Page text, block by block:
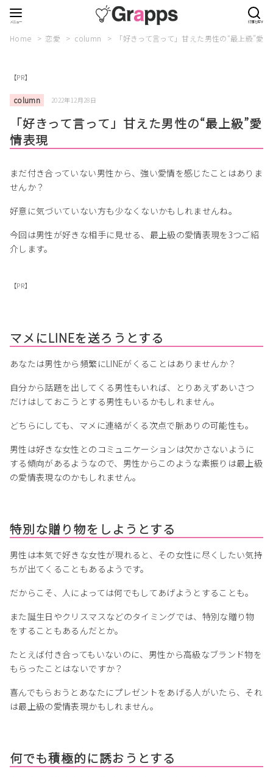
Home 恋愛 column 「好きって言って」甘えた男性の“最上級”愛
【PR】
column 2022年12月28日
「好きって言って」甘えた男性の“最上級”愛
情表現
まだ付き合っていない男性から、強い愛情を感じたことはありま
せんか？
好意に気づいていない方も少なくないかもしれませんね。
今回は男性が好きな相手に見せる、最上級の愛情表現を3つご紹
介します。
【PR】
マメにLINEを送ろうとする
あなたは男性から頻繁にLINEがくることはありませんか？
自分から話題を出してくる男性もいれば、とりあえずあいさつ
だけはしておこうとする男性もいるかもしれません。
どちらにしても、マメに連絡がくる次点で脈ありの可能性も。
男性は好きな女性とのコミュニケーションは欠かさないように
する傾向があるようなので、男性からこのような素振りは最上級
の愛情表現なのかもしれません。
特別な贈り物をしようとする
男性は本気で好きな女性が現れると、その女性に尽くしたい気持
ちが出てくることもあるようです。
だからこそ、人によっては何でもしてあげようとすることも。
また誕生日やクリスマスなどのタイミングでは、特別な贈り物
をすることもあるんだとか。
たとえば付き合ってもいないのに、男性から高級なブランド物を
もらったことはないですか？
喜んでもらおうとあなたにプレゼントをあげる人がいたら、それ
は最上級の愛情表現かもしれません。
何でも積極的に誘おうとする